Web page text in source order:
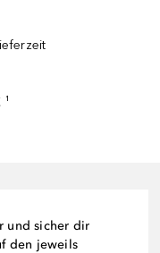
und sicher dir
den jeweils